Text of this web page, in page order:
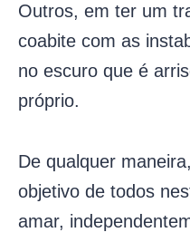
Outros, em ter um
coabite com as
no escuro que é
próprio.
De qualquer
objetivo de todos
amar,